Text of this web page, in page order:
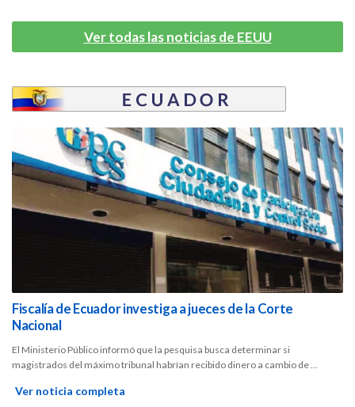
Ver todas las noticias de EEUU
Fiscalía de Ecuador investiga a jueces de la Corte
Nacional
El Ministerio Público informó que la pesquisa busca determinar si
magistrados del máximo tribunal habrían recibido dinero a cambio de ...
Ver noticia completa